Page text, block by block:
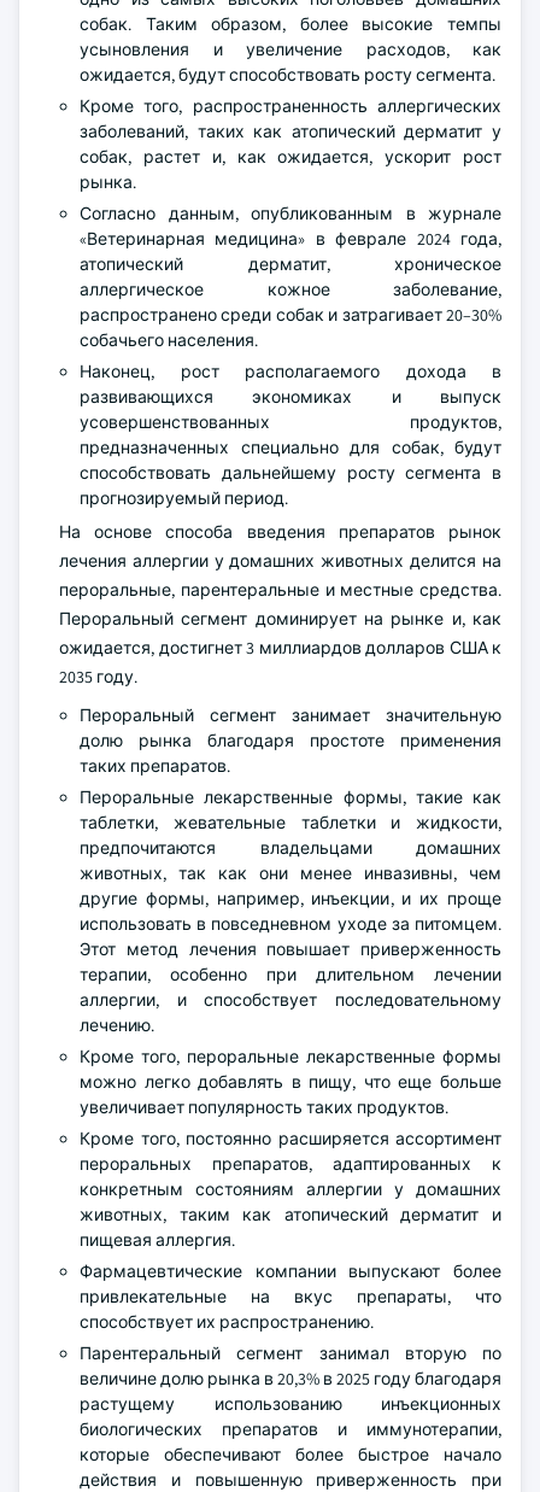
собак. Таким образом, более высокие темпы
усыновления и увеличение расходов, как
ожидается, будут способствовать росту сегмента.
Кроме того, распространенность аллергических
заболеваний, таких как атопический дерматит у
собак, растет и, как ожидается, ускорит рост
рынка.
Согласно данным, опубликованным в журнале
«Ветеринарная медицина» в феврале 2024 года,
атопический дерматит, хроническое
аллергическое кожное заболевание,
распространено среди собак и затрагивает 20–30%
собачьего населения.
Наконец, рост располагаемого дохода в
развивающихся экономиках и выпуск
усовершенствованных продуктов,
предназначенных специально для собак, будут
способствовать дальнейшему росту сегмента в
прогнозируемый период.
На основе способа введения препаратов рынок
лечения аллергии у домашних животных делится на
пероральные, парентеральные и местные средства.
Пероральный сегмент доминирует на рынке и, как
ожидается, достигнет 3 миллиардов долларов США к
2035 году.
Пероральный сегмент занимает значительную
долю рынка благодаря простоте применения
таких препаратов.
Пероральные лекарственные формы, такие как
таблетки, жевательные таблетки и жидкости,
предпочитаются владельцами домашних
животных, так как они менее инвазивны, чем
другие формы, например, инъекции, и их проще
использовать в повседневном уходе за питомцем.
Этот метод лечения повышает приверженность
терапии, особенно при длительном лечении
аллергии, и способствует последовательному
лечению.
Кроме того, пероральные лекарственные формы
можно легко добавлять в пищу, что еще больше
увеличивает популярность таких продуктов.
Кроме того, постоянно расширяется ассортимент
пероральных препаратов, адаптированных к
конкретным состояниям аллергии у домашних
животных, таким как атопический дерматит и
пищевая аллергия.
Фармацевтические компании выпускают более
привлекательные на вкус препараты, что
способствует их распространению.
Парентеральный сегмент занимал вторую по
величине долю рынка в 20,3% в 2025 году благодаря
растущему использованию инъекционных
биологических препаратов и иммунотерапии,
которые обеспечивают более быстрое начало
действия и повышенную приверженность при